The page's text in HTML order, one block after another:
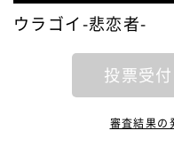
ウラゴイ-悲恋者-
投票受
審査結果の